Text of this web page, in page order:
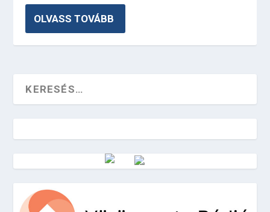
OLVASS TOVÁBB
Vörösmarty Rádió